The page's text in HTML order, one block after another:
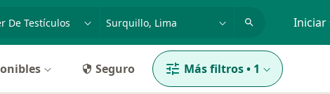
enfermedad o nombre Iniciar
Seguro Más filtros• 1